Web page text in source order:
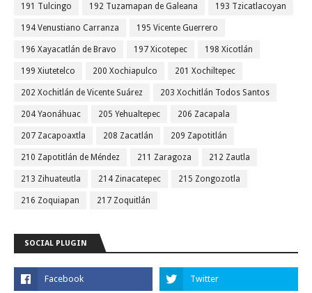
191 Tulcingo 192 Tuzamapan de Galeana 193 Tzicatlacoyan
194 Venustiano Carranza 195 Vicente Guerrero
196 Xayacatlán de Bravo 197 Xicotepec 198 Xicotlán
199 Xiutetelco 200 Xochiapulco 201 Xochiltepec
202 Xochitlán de Vicente Suárez 203 Xochitlán Todos Santos
204 Yaonáhuac 205 Yehualtepec 206 Zacapala
207 Zacapoaxtla 208 Zacatlán 209 Zapotitlán
210 Zapotitlán de Méndez 211 Zaragoza 212 Zautla
213 Zihuateutla 214 Zinacatepec 215 Zongozotla
216 Zoquiapan 217 Zoquitlán
SOCIAL PLUGIN